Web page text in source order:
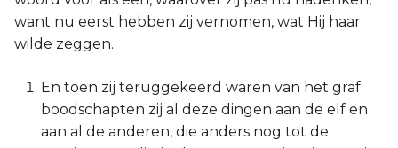
want nu eerst hebben zij vernomen, wat Hij haar
wilde zeggen.
En toen zij teruggekeerd waren van het graf
boodschapten zij al deze dingen aan de elf en
aan al de anderen, die anders nog tot de